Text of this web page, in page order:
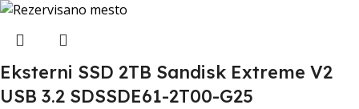
Eksterni SSD 2TB Sandisk Extreme V2
USB 3.2 SDSSDE61-2T00-G25